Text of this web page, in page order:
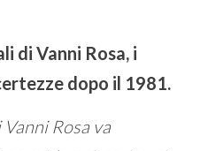
di Vanni Rosa, i
dopo il 1981.
Rosa va